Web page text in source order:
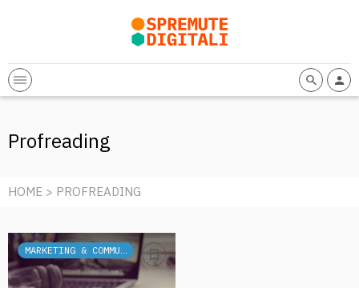
Profreading
HOME > PROFREADING
MARKETING & COMMUNICATION